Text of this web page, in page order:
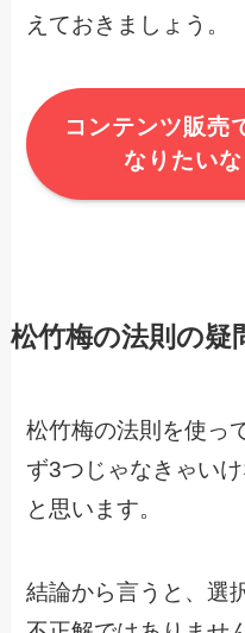
えておきましょう。
コンテンツ販売
なりたい
松竹梅の法則の疑
松竹梅の法則を使っ
ず3つじゃなきゃい
と思います。
結論から言うと、選